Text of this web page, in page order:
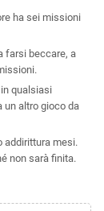
ha sei missioni
farsi beccare, a
in qualsiasi
un altro gioco da
addirittura mesi.
non sarà finita.